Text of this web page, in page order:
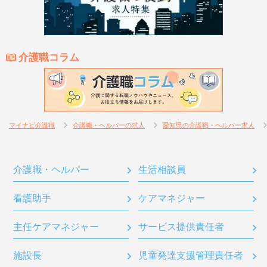
介護職コラム
マイナビ介護職 介護職・ヘルパーの求人 愛知県の介護職・ヘルパー求人
介護職・ヘルパー 生活相談員
看護助手 ケアマネジャー
主任ケアマネジャー サービス提供責任者
施設長 児童発達支援管理責任者